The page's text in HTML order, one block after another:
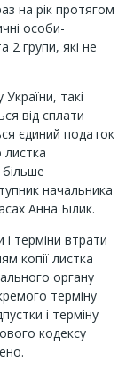
на рік протягом
особи-
2 групи, які не
такі
від сплати
єдиний податок
листка
начальника
Анна Білик.
і терміни втрати
копії листка
органу
терміну
і терміну
кодексу